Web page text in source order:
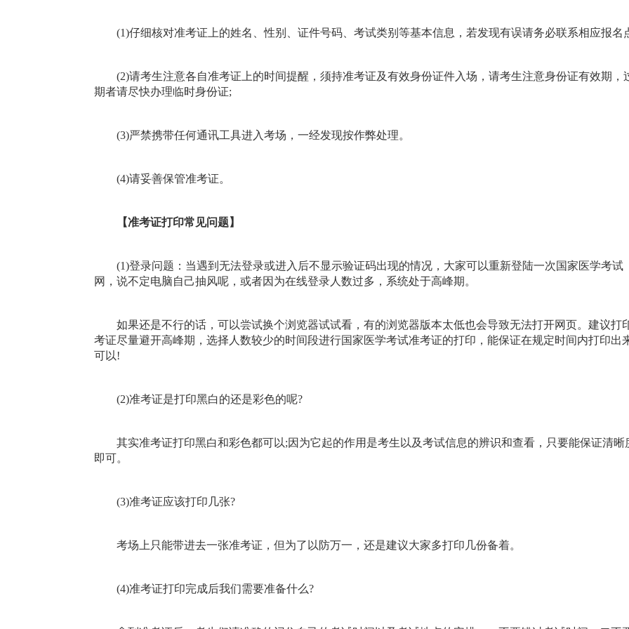
(1)仔细核对准考证上的姓名、性别、证件号码、考试类别等基本信息，若发现有误请务必联系相应报名
(2)请考生注意各自准考证上的时间提醒，须持准考证及有效身份证件入场，请考生注意身份证有效期，
期者请尽快办理临时身份证;
(3)严禁携带任何通讯工具进入考场，一经发现按作弊处理。
(4)请妥善保管准考证。
【准考证打印常见问题】
(1)登录问题：当遇到无法登录或进入后不显示验证码出现的情况，大家可以重新登陆一次国家医学考试
网，说不定电脑自己抽风呢，或者因为在线登录人数过多，系统处于高峰期。
如果还是不行的话，可以尝试换个浏览器试试看，有的浏览器版本太低也会导致无法打开网页。建议打
考证尽量避开高峰期，选择人数较少的时间段进行国家医学考试准考证的打印，能保证在规定时间内打印出
可以!
(2)准考证是打印黑白的还是彩色的呢?
其实准考证打印黑白和彩色都可以;因为它起的作用是考生以及考试信息的辨识和查看，只要能保证清晰
即可。
(3)准考证应该打印几张?
考场上只能带进去一张准考证，但为了以防万一，还是建议大家多打印几份备着。
(4)准考证打印完成后我们需要准备什么?